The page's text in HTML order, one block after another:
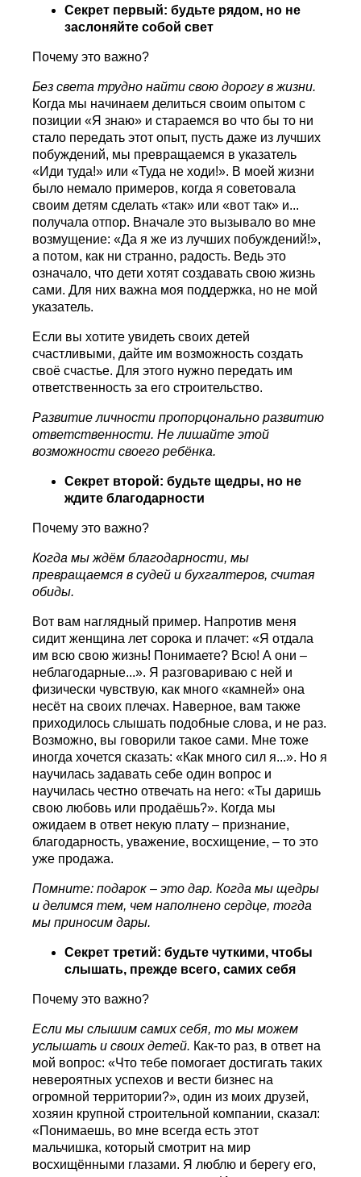
Секрет первый:будьте рядом, но не
заслоняйте собой свет
Почему это важно?
Без света трудно найти свою дорогу в жизни.
Когда мы начинаем делиться своим опытом с
позиции «Я знаю» и стараемся во что бы то ни
стало передать этот опыт, пусть даже из лучших
побуждений, мы превращаемся в указатель
«Иди туда!» или «Туда не ходи!». В моей жизни
было немало примеров, когда я советовала
своим детям сделать «так» или «вот так» и...
получала отпор. Вначале это вызывало во мне
возмущение: «Да я же из лучших побуждений!»,
а потом, как ни странно, радость. Ведь это
означало, что дети хотят создавать свою жизнь
сами. Для них важна моя поддержка, но не мой
указатель.
Если вы хотите увидеть своих детей
счастливыми, дайте им возможность создать
своё счастье. Для этого нужно передать им
ответственность за его строительство.
Развитие личности пропорцонально развитию
ответственности. Не лишайте этой
возможности своего ребёнка.
Секрет второй: будьте щедры, но не
ждите благодарности
Почему это важно?
Когда мы ждём благодарности, мы
превращаемся в судей и бухгалтеров, считая
обиды.
Вот вам наглядный пример. Напротив меня
сидит женщина лет сорока и плачет: «Я отдала
им всю свою жизнь! Понимаете? Всю! А они –
неблагодарные...». Я разговариваю с ней и
физически чувствую, как много «камней» она
несёт на своих плечах. Наверное, вам также
приходилось слышать подобные слова, и не раз.
Возможно, вы говорили такое сами. Мне тоже
иногда хочется сказать: «Как много сил я...». Но я
научилась задавать себе один вопрос и
научилась честно отвечать на него: «Ты даришь
свою любовь или продаёшь?». Когда мы
ожидаем в ответ некую плату – признание,
благодарность, уважение, восхищение, – то это
уже продажа.
Помните: подарок – это дар. Когда мы щедры
и делимся тем, чем наполнено сердце, тогда
мы приносим дары.
Секрет третий: будьте чуткими, чтобы
слышать, прежде всего, самих себя
Почему это важно?
Если мы слышим самих себя, то мы можем
услышать и своих детей. Как-то раз, в ответ на
мой вопрос: «Что тебе помогает достигать таких
невероятных успехов и вести бизнес на
огромной территории?», один из моих друзей,
хозяин крупной строительной компании, сказал:
«Понимаешь, во мне всегда есть этот
мальчишка, который смотрит на мир
восхищёнными глазами. Я люблю и берегу его,